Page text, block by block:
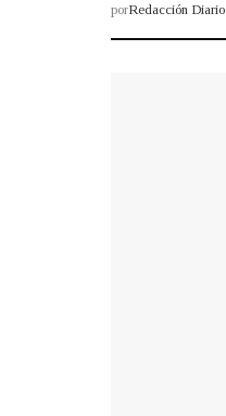
porRedacción